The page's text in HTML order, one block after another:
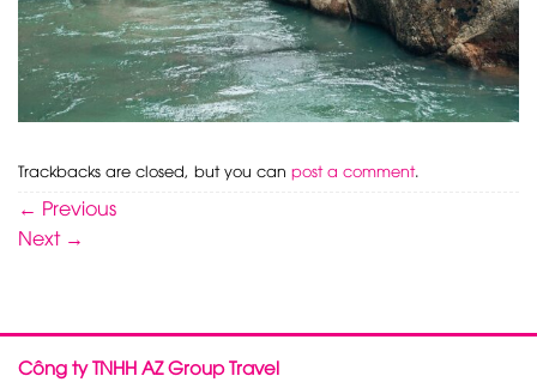
Trackbacks are closed, but you can post a comment.
← Previous
Next →
Công ty TNHH AZ Group Travel